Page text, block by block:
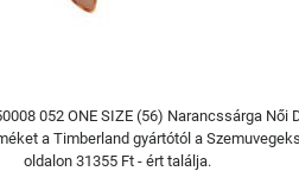
052 ONE SIZE (56) Narancssárga Női
a Timberland gyártótól a
oldalon 31355 Ft - ért találja.